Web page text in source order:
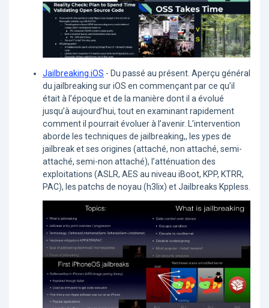
Jailbreaking iOS - Du passé au présent. Aperçu général
du jailbreaking sur iOS en commençant par ce qu’il
était à l’époque et de la manière dont il a évolué
jusqu’à aujourd’hui, tout en examinant rapidement
comment il pourrait évoluer à l’avenir. L’intervention
aborde les techniques de jailbreaking,, les ypes de
jailbreak et ses origines (attaché, non attaché, semi-
attaché, semi-non attaché), l’atténuation des
exploitations (ASLR, AES au niveau iBoot, KPP, KTRR,
PAC), les patchs de noyau (h3lix) et Jailbreaks Kppless.